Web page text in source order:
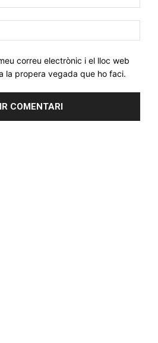
web:
correu electrònic i el lloc web
la propera vegada que ho faci.